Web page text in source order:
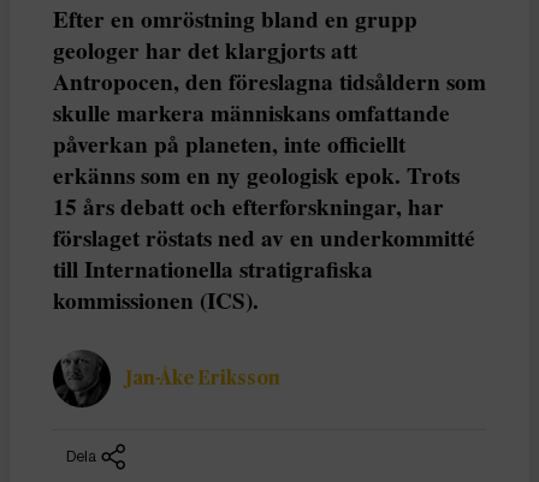
Efter en omröstning bland en grupp
geologer har det klargjorts att
Antropocen, den föreslagna tidsåldern som
skulle markera människans omfattande
påverkan på planeten, inte officiellt
erkänns som en ny geologisk epok. Trots
15 års debatt och efterforskningar, har
förslaget röstats ned av en underkommitté
till Internationella stratigrafiska
kommissionen (ICS).
Jan-Åke Eriksson
Dela